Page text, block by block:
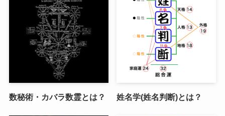
数秘術・カバラ数霊とは？ 姓名学(姓名判断)とは？